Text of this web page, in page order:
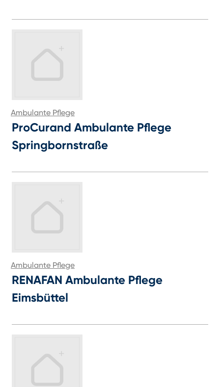
Ambulante Pflege
ProCurand Ambulante Pflege
Springbornstraße
Ambulante Pflege
RENAFAN Ambulante Pflege
Eimsbüttel